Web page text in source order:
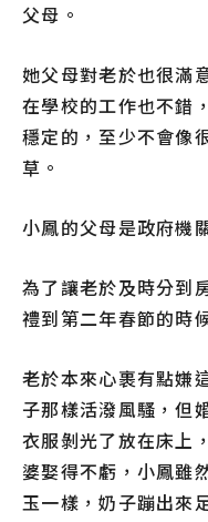
父母。
她父母對老於也很滿
在學校的工作也不錯
穩定的，至少不會像
草。
小鳳的父母是政府機
為了讓老於及時分到
禮到第二年春節的時
老於本來心裹有點嫌
子那樣活潑風騷，但
衣服剝光了放在床上
婆娶得不虧，小鳳雖
玉一樣，奶子蹦出來